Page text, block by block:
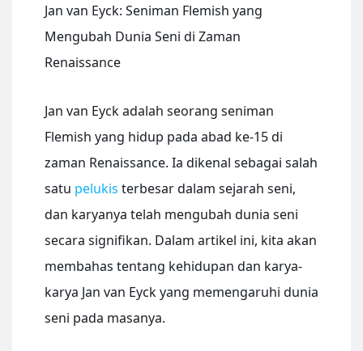
Jan van Eyck: Seniman Flemish yang
Mengubah Dunia Seni di Zaman
Renaissance
Jan van Eyck adalah seorang seniman
Flemish yang hidup pada abad ke-15 di
zaman Renaissance. Ia dikenal sebagai salah
satu pelukis terbesar dalam sejarah seni,
dan karyanya telah mengubah dunia seni
secara signifikan. Dalam artikel ini, kita akan
membahas tentang kehidupan dan karya-
karya Jan van Eyck yang memengaruhi dunia
seni pada masanya.